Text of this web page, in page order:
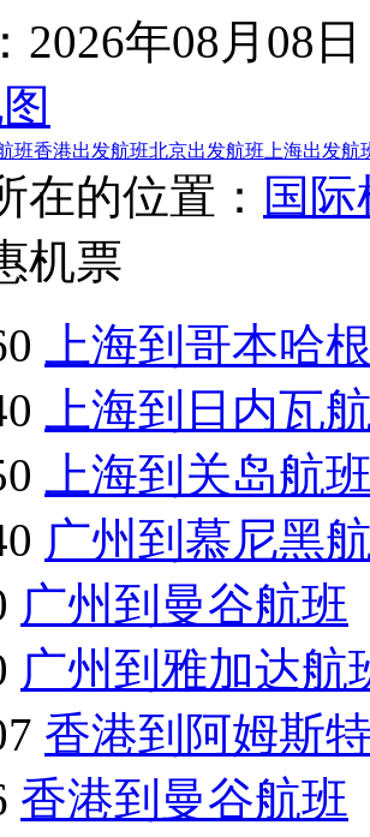
2026年08月08日
班香港出发航班北京出发航班 上海出发航
在的位置： 国
机票
上海到哥本哈
上海到日内瓦
上海到关岛航
广州到慕尼黑
广州到曼谷航班
广州到雅加达航
香港到阿姆斯
香港到曼谷航班